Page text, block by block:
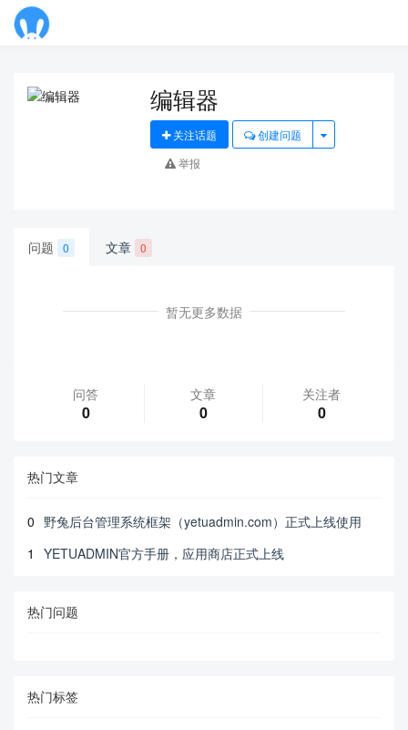
编辑器
关注话题
创建问题
举报
问题 0 文章 0
暂无更多数据
问答
0
文章
0
关注者
0
热门文章
0 野兔后台管理系统框架（yetuadmin.com）正式上线使用
1
YETUADMIN官方手册，应用商店正式上线
热门问题
热门标签